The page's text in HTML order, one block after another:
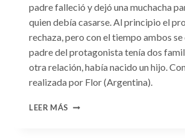
padre falleció y dejó una muchacha
quien debía casarse. Al principio el
rechaza, pero con el tiempo ambos se
padre del protagonista tenía dos
otra relación, había nacido un hijo.
realizada por Flor (Argentina).
LEER MÁS CONSULTA